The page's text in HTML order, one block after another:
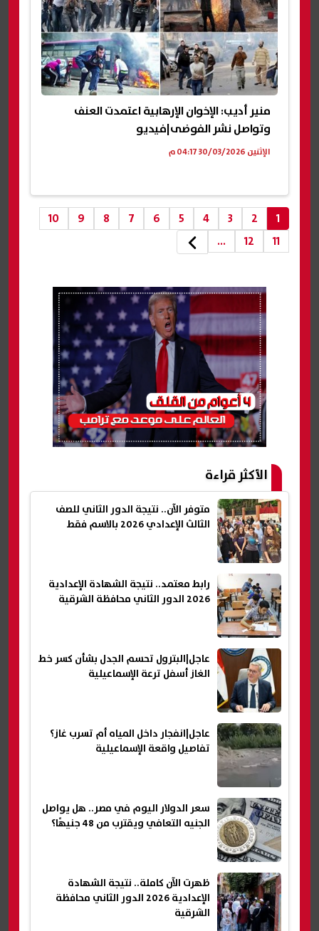
منير أديب: الإخوان الإرهابية اعتمدت العنف
وتواصل نشر الفوضى|فيديو
الإثنين 30/03/2026 04:17 م
1
2
3
4
5
6
7
8
9
10
11
12
...
الأكثر قراءة
متوفر الآن.. نتيجة الدور الثاني للصف
الثالث الإعدادي 2026 بالاسم فقط
رابط معتمد.. نتيجة الشهادة الإعدادية
2026 الدور الثاني محافظة الشرقية
عاجل|البترول تحسم الجدل بشأن كسر خط
الغاز أسفل ترعة الإسماعيلية
عاجل|انفجار داخل المياه أم تسرب غاز؟
تفاصيل واقعة الإسماعيلية
سعر الدولار اليوم في مصر.. هل يواصل
الجنيه التعافي ويقترب من 48 جنيهًا؟
ظهرت الآن كاملة.. نتيجة الشهادة
الإعدادية 2026 الدور الثاني محافظة
الشرقية